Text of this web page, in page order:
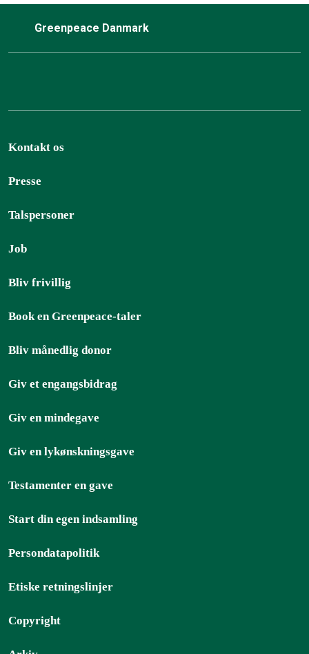
Greenpeace Danmark
Kontakt os
Presse
Talspersoner
Job
Bliv frivillig
Book en Greenpeace-taler
Bliv månedlig donor
Giv et engangsbidrag
Giv en mindegave
Giv en lykønskningsgave
Testamenter en gave
Start din egen indsamling
Persondatapolitik
Etiske retningslinjer
Copyright